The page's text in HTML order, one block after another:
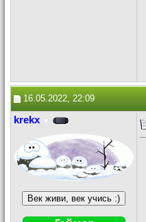
16.05.2022, 22:09
krekx